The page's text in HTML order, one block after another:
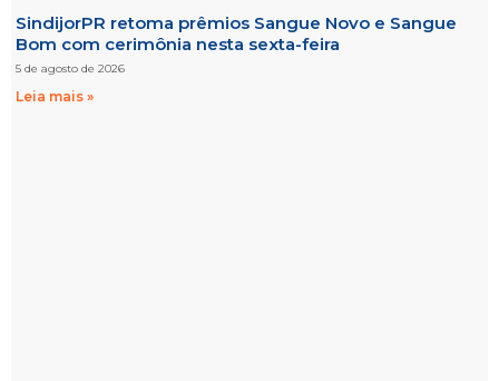
SindijorPR retoma prêmios Sangue Novo e Sangue
Bom com cerimônia nesta sexta-feira
5 de agosto de 2026
Leia mais »